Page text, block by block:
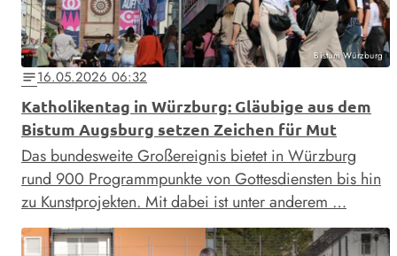
Bistum Würzburg
notes16.05.2026 06:32
Katholikentag in Würzburg: Gläubige aus dem
Bistum Augsburg setzen Zeichen für Mut
Das bundesweite Großereignis bietet in Würzburg
rund 900 Programmpunkte von Gottesdiensten bis hin
zu Kunstprojekten. Mit dabei ist unter anderem …